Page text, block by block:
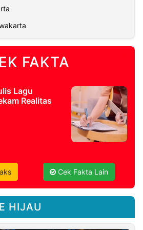
FAKTA
Lagu
Realitas
Cek Fakta Lain
HIJAU